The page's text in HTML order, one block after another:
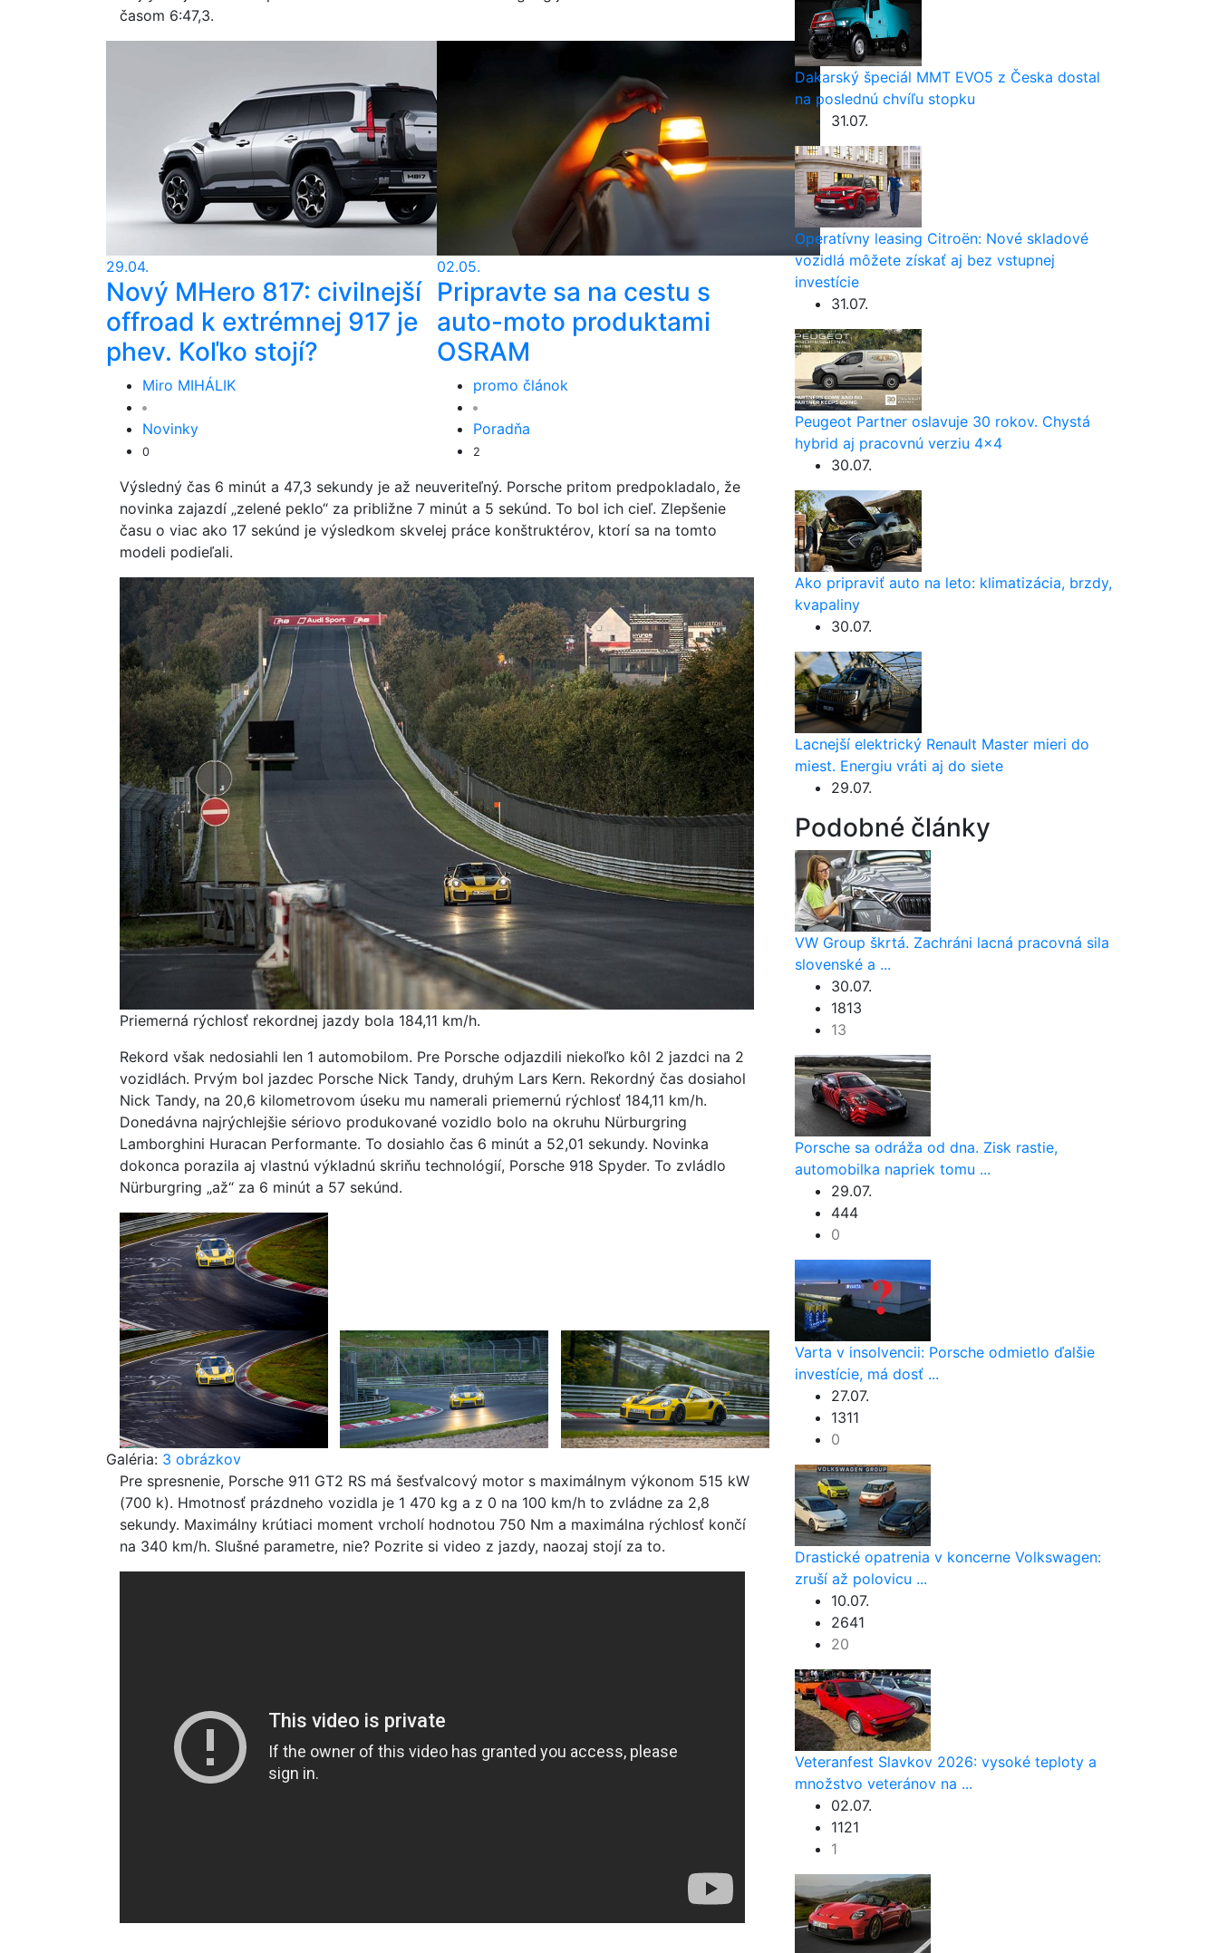
časom 6:47,3.
29.04.
Nový MHero 817: civilnejší
offroad k extrémnej 917 je
phev. Koľko stojí?
Miro MIHÁLIK
Novinky
0
02.05.
Pripravte sa na cestu s
auto-moto produktami
OSRAM
promo článok
Poradňa
2
Výsledný čas 6 minút a 47,3 sekundy je až neuveriteľný. Porsche pritom predpokladalo, že
novinka zajazdí „zelené peklo“ za približne 7 minút a 5 sekúnd. To bol ich cieľ. Zlepšenie
času o viac ako 17 sekúnd je výsledkom skvelej práce konštruktérov, ktorí sa na tomto
modeli podieľali.
Priemerná rýchlosť rekordnej jazdy bola 184,11 km/h.
Rekord však nedosiahli len 1 automobilom. Pre Porsche odjazdili niekoľko kôl 2 jazdci na 2
vozidlách. Prvým bol jazdec Porsche Nick Tandy, druhým Lars Kern. Rekordný čas dosiahol
Nick Tandy, na 20,6 kilometrovom úseku mu namerali priemernú rýchlosť 184,11 km/h.
Donedávna najrýchlejšie sériovo produkované vozidlo bolo na okruhu Nürburgring
Lamborghini Huracan Performante. To dosiahlo čas 6 minút a 52,01 sekundy. Novinka
dokonca porazila aj vlastnú výkladnú skriňu technológií, Porsche 918 Spyder. To zvládlo
Nürburgring „až“ za 6 minút a 57 sekúnd.
Galéria: 3 obrázkov
Pre spresnenie, Porsche 911 GT2 RS má šesťvalcový motor s maximálnym výkonom 515 kW
(700 k). Hmotnosť prázdneho vozidla je 1 470 kg a z 0 na 100 km/h to zvládne za 2,8
sekundy. Maximálny krútiaci moment vrcholí hodnotou 750 Nm a maximálna rýchlosť končí
na 340 km/h. Slušné parametre, nie? Pozrite si video z jazdy, naozaj stojí za to.
Dakarský špeciál MMT EVO5 z Česka dostal
na poslednú chvíľu stopku
31.07.
Operatívny leasing Citroën: Nové skladové
vozidlá môžete získať aj bez vstupnej
investície
31.07.
Peugeot Partner oslavuje 30 rokov. Chystá
hybrid aj pracovnú verziu 4×4
30.07.
Ako pripraviť auto na leto: klimatizácia, brzdy,
kvapaliny
30.07.
Lacnejší elektrický Renault Master mieri do
miest. Energiu vráti aj do siete
29.07.
Podobné články
VW Group škrtá. Zachráni lacná pracovná sila
slovenské a ...
30.07.
1813
13
Porsche sa odráža od dna. Zisk rastie,
automobilka napriek tomu ...
29.07.
444
0
Varta v insolvencii: Porsche odmietlo ďalšie
investície, má dosť ...
27.07.
1311
0
Drastické opatrenia v koncerne Volkswagen:
zruší až polovicu ...
10.07.
2641
20
Veteranfest Slavkov 2026: vysoké teploty a
množstvo veteránov na ...
02.07.
1121
1